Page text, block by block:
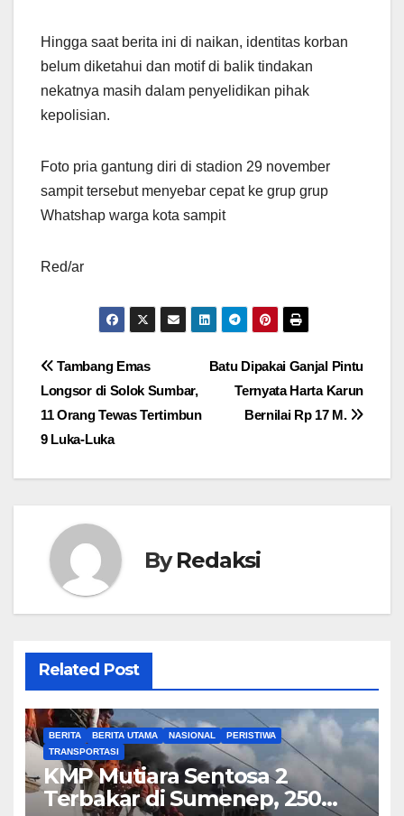
Hingga saat berita ini di naikan, identitas korban
belum diketahui dan motif di balik tindakan
nekatnya masih dalam penyelidikan pihak
kepolisian.
Foto pria gantung diri di stadion 29 november
sampit tersebut menyebar cepat ke grup grup
Whatshap warga kota sampit
Red/ar
Navigasi
pos
Batu Dipakai Ganjal Pintu
Ternyata Harta Karun
Bernilai Rp 17 M.
Tambang Emas
Longsor di Solok Sumbar,
11 Orang Tewas Tertimbun
9 Luka-Luka
ByRedaksi
Related Post
BERITA BERITA UTAMA NASIONAL
PERISTIWA
TRANSPORTASI
KMP Mutiara Sentosa 2
Terbakar di Sumenep, 250